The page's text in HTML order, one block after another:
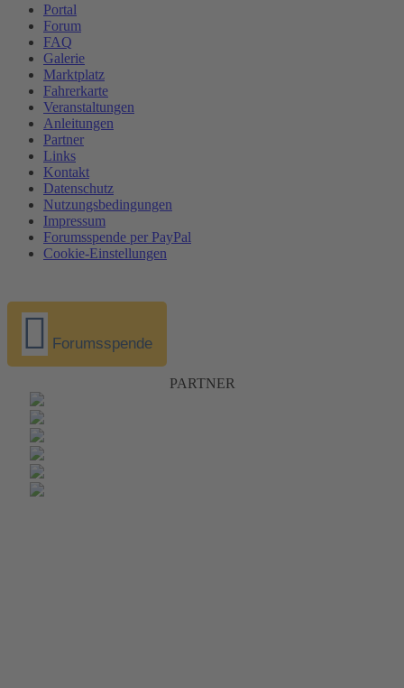
Portal
Forum
FAQ
Galerie
Marktplatz
Fahrerkarte
Veranstaltungen
Anleitungen
Partner
Links
Kontakt
Datenschutz
Nutzungsbedingungen
Impressum
Forumsspende per PayPal
Cookie-Einstellungen
Forumsspende
PARTNER